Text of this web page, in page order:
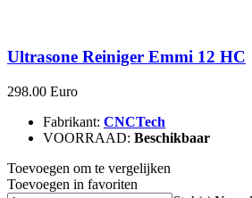
Ultrasone Reiniger Emmi 12 HC
298.00 Euro
Fabrikant: CNCTech
VOORRAAD: Beschikbaar
Toevoegen om te vergelijken
Toevoegen in favoriten